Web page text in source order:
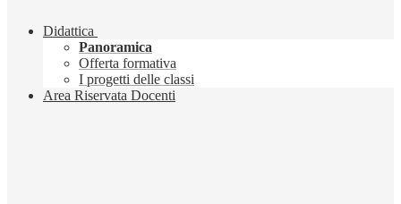
Didattica
Panoramica
Offerta formativa
I progetti delle classi
Area Riservata Docenti